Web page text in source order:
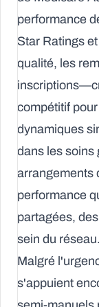
performance
Star Ratings
qualité, les
compétitif
dynamiques
dans les soins
arrangements
performance
partagées,
sein du réseau.
Malgré
s'appuient